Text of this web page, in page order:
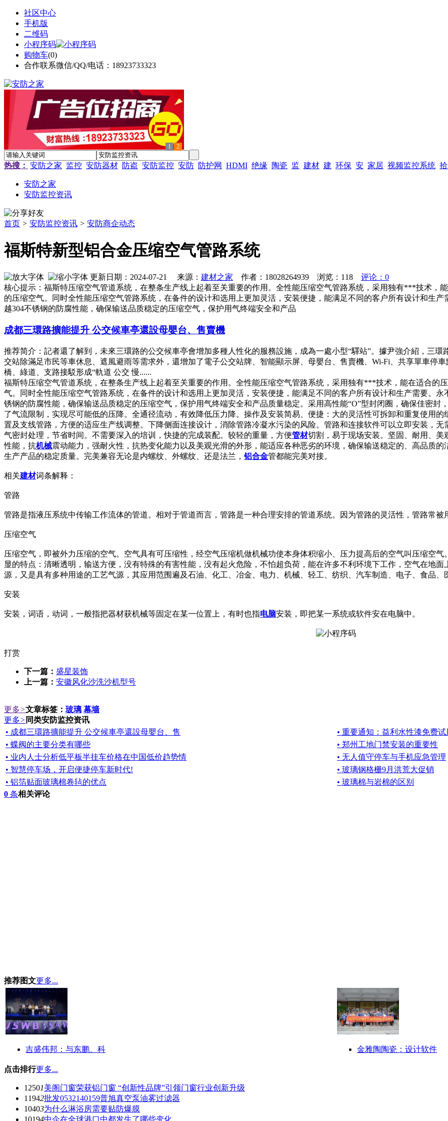
社区中心
手机版
二维码
小程序码
购物车(0)
合作联系微信/QQ/电话：18923733323
1 2
热搜： 安防之家 监控 安防器材 防盗 安防监控 安防 防护网 HDMI 绝缘 陶瓷 监 建材 建 环保 安 家居 视频监控系统
安防之家
安防监控资讯
首页 > 安防监控资讯 > 安防商企动态
福斯特新型铝合金压缩空气管路系统
更新日期：2024-07-21 来源： 建材之家 作者：18028264939 浏览： 118
评论：0
核心提示：福斯特压缩空气管道系统，在整条生产线上起着至关重要的作用。全性能压缩空气管路系统，采用独有***技术，
的压缩空气。同时全性能压缩空气管路系统，在备件的设计和选用上更加灵活，安装便捷，能满足不同的客户所有设计和生
越304不锈钢的防腐性能，确保输送品质稳定的压缩空气，保护用气终端安全和产品
成都三環路擴能提升 公交候車亭還設母嬰台、售賣機
推荐简介：記者還了解到，未來三環路的公交候車亭會增加多種人性化的服務設施，成為一處小型“驛站”。據尹強介紹，三
交站除滿足市民等車休息、遮風避雨等需求外，還增加了電子公交站牌、智能顯示屏、母嬰台、售賣機、Wi-Fi、共享單車停
橋、綠道、支路接駁形成“軌道 公交 慢......
福斯特压缩空气管道系统，在整条生产线上起着至关重要的作用。全性能压缩空气管路系统，采用独有***技术，能在适合的
气。同时全性能压缩空气管路系统，在备件的设计和选用上更加灵活，安装便捷，能满足不同的客户所有设计和生产需要。
锈钢的防腐性能，确保输送品质稳定的压缩空气，保护用气终端安全和产品质量稳定。采用高性能“O”型封闭圈，确保佳密
了气流限制，实现尽可能低的压降。全通径流动，有效降低压力降。操作及安装简易、便捷：大的灵活性可拆卸和重复使用
置及支线管路，方便的适应生产线调整。下降侧面连接设计，消除管路冷凝水污染的风险。管路和连接软件可以立即安装，
气密封处理，节省时间。不需要深入的培训，快捷的完成装配。较轻的重量，方便管材切割，易于现场安装。坚固、耐用、
性能，抗机械震动能力，强耐火性，抗热变化能力以及美观光滑的外形，能适应各种恶劣的环境，确保输送稳定的、高品质
生产产品的稳定质量。完美兼容无论是内螺纹、外螺纹、还是法兰，铝合金管都能完美对接。
相关建材词条解释：
管路
管路是指液压系统中传输工作流体的管道。相对于管道而言，管路是一种合理安排的管道系统。因为管路的灵活性，管路常
压缩空气
压缩空气，即被外力压缩的空气。空气具有可压缩性，经空气压缩机做机械功使本身体积缩小、压力提高后的空气叫压缩空
显的特点：清晰透明，输送方便，没有特殊的有害性能，没有起火危险，不怕超负荷，能在许多不利环境下工作，空气在地
源，又是具有多种用途的工艺气源，其应用范围遍及石油、化工、冶金、电力、机械、轻工、纺织、汽车制造、电子、食品
安装
安装，词语，动词，一般指把器材获机械等固定在某一位置上，有时也指电脑安装，即把某一系统或软件安在电脑中。
打赏
下一篇： 盛星装饰
上一篇： 安徽风化沙洗沙机型号
更多>文章标签： 玻璃 幕墙
更多> 同类安防监控资讯
• 成都三環路擴能提升 公交候車亭還設母嬰台、售
• 重要通知：益利水性漆免费
• 蝶阀的主要分类有哪些
• 郑州工地门禁安装的重要性
• 业内人士分析低平板半挂车价格在中国低价趋势情
• 无人值守停车与手机应急管理
• 智慧停车场，开启便捷停车新时代!
• 玻璃钢格栅9月洪荒大促销
• 铝箔贴面玻璃棉卷毡的优点
• 玻璃棉与岩棉的区别
0 条相关评论
推荐图文更多...
吉盛伟邦：与东鹏、科 金雅陶陶瓷：设计软件
点击排行更多...
12501美阁门窗荣获铝门窗 “创新性品牌”引领门窗行业创新升级
11942批发0532140159普旭真空泵油雾过滤器
10403为什么淋浴房需要贴防爆膜
10194中企在全球港口中都发生了哪些变化